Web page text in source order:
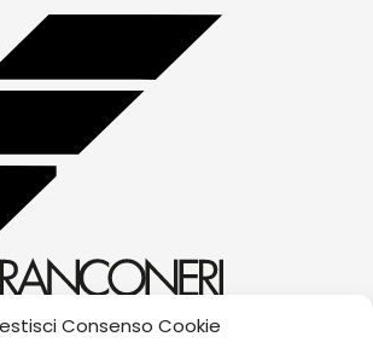
Consenso Cookie